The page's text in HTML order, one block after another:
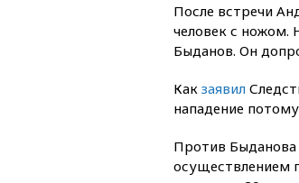
После встречи
человек с ножом.
Быданов. Он
Как заявил
нападение
Против Быданова
осуществлением